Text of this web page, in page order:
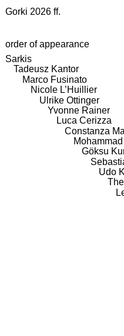
Gorki 2026 ff.
order of appearance
Sarkis
Tadeusz Kantor
Marco Fusinato
Nicole L’Huillier
Ulrike Ottinger
Yvonne Rainer
Luca Cerizza
Constanza
Göksu
Udo